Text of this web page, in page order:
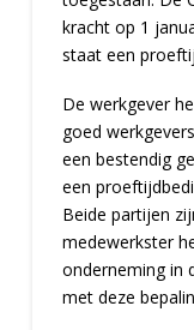
kracht op 1
staat een
De werkgever
goed
een bestendig
een
Beide partijen
medewerkster
onderneming in
met deze